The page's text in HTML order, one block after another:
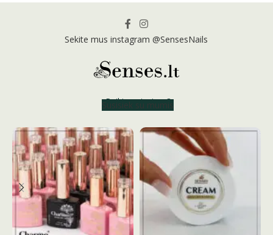
Sekite mus instagram @SensesNails
Reikia patarimo?
Susisiek su mumis